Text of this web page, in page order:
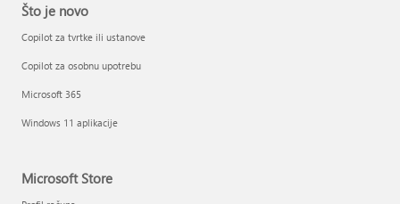
Što je novo
Copilot za tvrtke ili ustanove
Copilot za osobnu upotrebu
Microsoft 365
Windows 11 aplikacije
Microsoft Store